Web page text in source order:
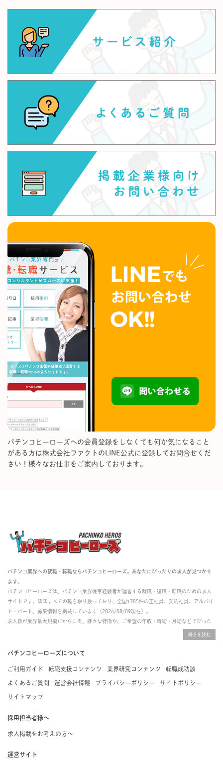
パチンコヒーローズへの会員登録をしなくても何か気になること
がある方は株式会社ファクトのLINE公式に登録してお問合せくだ
さい！様々なお仕事をご案内しております。
パチンコ業界への就職・転職ならパチンコヒーローズ。あなたにぴったりの求人が見つかり
ます。
パチンコヒーローズは、パチンコ業界従事経験者が運営する就職・復職・転職のための求人
サイトです。ほぼすべての職を取り扱っており、全国1785件の正社員、契約社員、アルバイ
ト・パート、募集情報を掲載しています（2026/08/09現在）。
求人数が業界最大規模だからこそ、様々な特徴や、ご希望の年収・時給・月給などでぴった
掲載している求人は、すべて契約法人様から寄せられた正規の求人情報です。応募いただい
た内容はすぐに直接事業所に届くためスムーズに転職・復職できます。
パチンコヒーローズについて
ご利用ガイド 転職支援コンテンツ 業界研究コンテンツ 転職成功談
よくあるご質問 運営会社情報 プライバシーポリシー サイトポリシー
サイトマップ
採用担当者様へ
求人掲載をお考えの方へ
運営サイト